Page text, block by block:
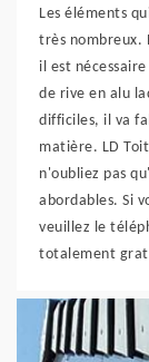
Les éléments
très nombreux.
il est
de rive en alu
difficiles, il va
matière. LD
n'oubliez pas
abordables. Si
veuillez le
totalement